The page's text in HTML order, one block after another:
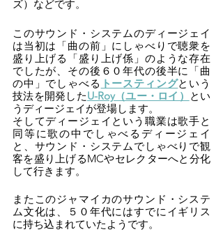
ズ）などです。
このサウンド・システムのディージェイ
は当初は「曲の前」にしゃべりで聴衆を
盛り上げる「盛り上げ係」のような存在
でしたが、その後６０年代の後半に「曲
の中」でしゃべる トースティングという
技法を開発したU-Roy（ユー・ロイ） とい
うディージェイが登場します。
そしてディージェイという職業は歌手と
同等に歌の中でしゃべるディージェイ
と、サウンド・システムでしゃべりで観
客を盛り上げるMCやセレクターへと分化
して行きます。
またこのジャマイカのサウンド・システ
ム文化は、５０年代にはすでにイギリス
に持ち込まれていたようです。